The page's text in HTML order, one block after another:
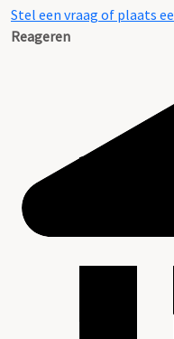
Stel een vraag of plaats
Reageren